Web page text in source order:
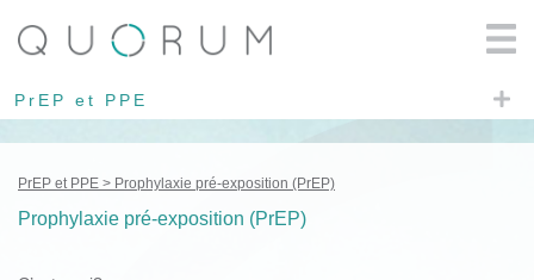
PrEP et PPE
PrEP et PPE Prophylaxie pré-exposition (PrEP)
Prophylaxie pré-exposition (PrEP)